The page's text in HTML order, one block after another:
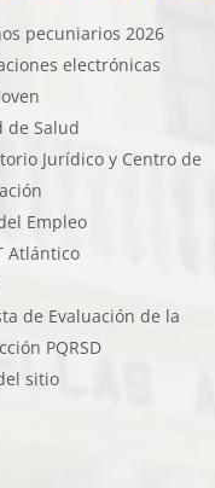
pecuniarios 2026
electrónicas
de Salud
Jurídico y Centro de
Empleo
Atlántico
de Evaluación de la
PQRSD
sitio